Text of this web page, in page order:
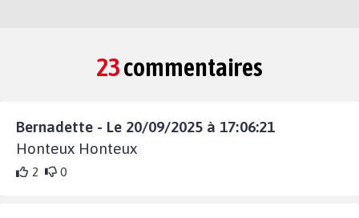
23commentaires
Bernadette - Le 20/09/2025 à 17:06:21
Honteux Honteux
2 0